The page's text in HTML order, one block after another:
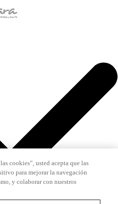
cookies”, usted acepta que las
para mejorar la navegación
y colaborar con nuestros